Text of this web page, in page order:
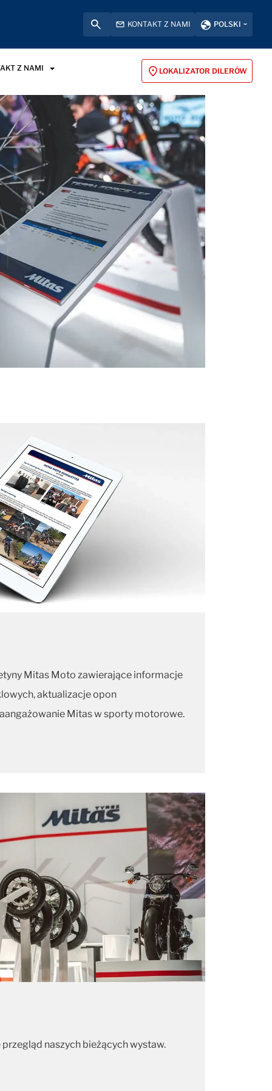
KONTAKT Z NAMI POLSKI
Z NAMI LOKALIZATOR DILERÓW
Mitas Moto zawierające informacje
aktualizacje opon
Mitas w sporty motorowe.
naszych bieżących wystaw.